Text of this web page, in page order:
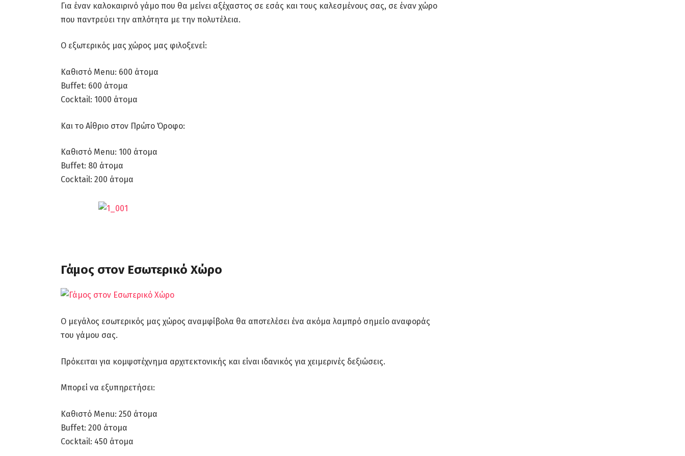
Για έναν καλοκαιρινό γάμο που θα μείνει αξέχαστος σε εσάς και τους καλεσμένους σας, σε έναν χώρο
που παντρεύει την απλότητα με την πολυτέλεια.
Ο εξωτερικός μας χώρος μας φιλοξενεί:
Καθιστό Menu: 600 άτομα
Buffet: 600 άτομα
Cocktail: 1000 άτομα
Και το Αίθριο στον Πρώτο Όροφο:
Καθιστό Menu: 100 άτομα
Buffet: 80 άτομα
Cocktail: 200 άτομα
Γάμος στον Εσωτερικό Χώρο
O μεγάλος εσωτερικός μας χώρος αναμφίβολα θα αποτελέσει ένα ακόμα λαμπρό σημείο αναφοράς
του γάμου σας.
Πρόκειται για κομψοτέχνημα αρχιτεκτονικής και είναι ιδανικός για χειμερινές δεξιώσεις.
Μπορεί να εξυπηρετήσει:
Καθιστό Menu: 250 άτομα
Buffet: 200 άτομα
Cocktail: 450 άτομα